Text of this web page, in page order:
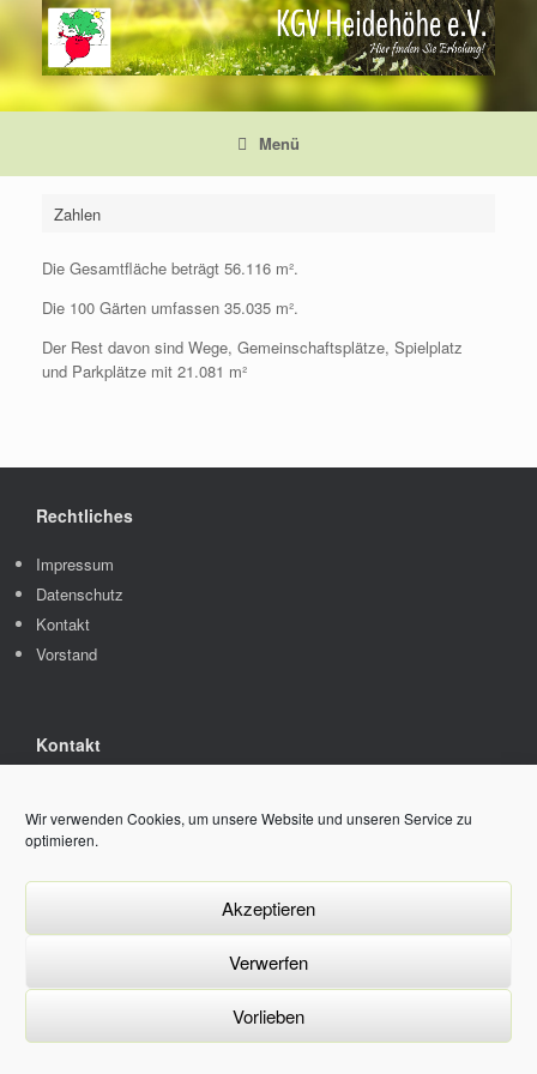
Wir verwenden Cookies, um unsere Website und unseren Service zu
optimieren.
Akzeptieren
Verwerfen
Vorlieben
Zum
springen
Menü
Zahlen
Die Gesamtfläche beträgt 56.116 m².
Die 100 Gärten umfassen 35.035 m².
Der Rest davon sind Wege, Gemeinschaftsplätze, Spielplatz
und Parkplätze mit 21.081 m²
Rechtliches
Impressum
Datenschutz
Kontakt
Vorstand
Kontakt
Moosweg 15
51377 Leverkusen
Datenschutzerklärung
Ein Theme vonSiteOrigin